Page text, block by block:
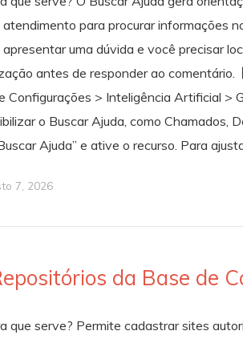
atendimento para procurar informações
uma dúvida e você precisar
antes de responder ao comentário.
Configurações > Inteligência Artificial >
o Buscar Ajuda, como Chamados,
Ajuda” e ative o recurso. Para
7, 2026
da Base de
que serve? Permite cadastrar sites